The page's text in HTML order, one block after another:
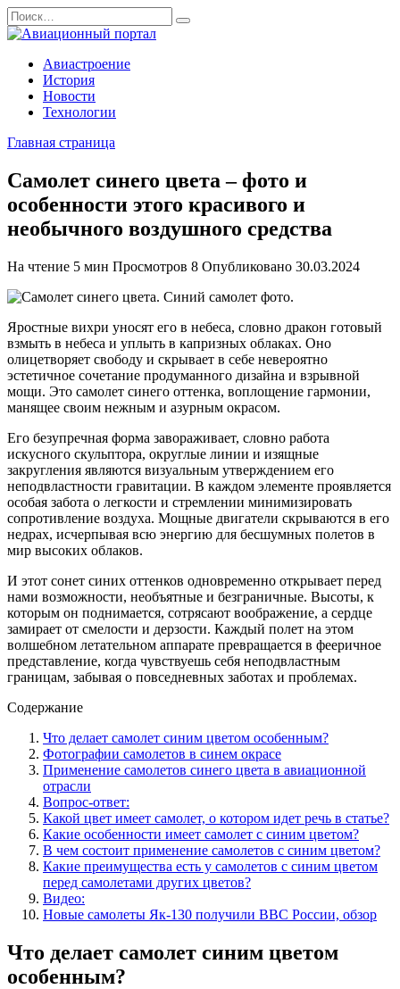
Перейти
к
содержанию
Search
for:
Авиастроение
История
Новости
Технологии
Главная страница
Самолет синего цвета – фото и
особенности этого красивого и
необычного воздушного средства
На чтение 5 мин Просмотров 8 Опубликовано 30.03.2024
Яростные вихри уносят его в небеса, словно дракон готовый
взмыть в небеса и уплыть в капризных облаках. Оно
олицетворяет свободу и скрывает в себе невероятно
эстетичное сочетание продуманного дизайна и взрывной
мощи. Это самолет синего оттенка, воплощение гармонии,
манящее своим нежным и азурным окрасом.
Его безупречная форма завораживает, словно работа
искусного скульптора, округлые линии и изящные
закругления являются визуальным утверждением его
неподвластности гравитации. В каждом элементе проявляется
особая забота о легкости и стремлении минимизировать
сопротивление воздуха. Мощные двигатели скрываются в его
недрах, исчерпывая всю энергию для бесшумных полетов в
мир высоких облаков.
И этот сонет синих оттенков одновременно открывает перед
нами возможности, необъятные и безграничные. Высоты, к
которым он поднимается, сотрясают воображение, а сердце
замирает от смелости и дерзости. Каждый полет на этом
волшебном летательном аппарате превращается в фееричное
представление, когда чувствуешь себя неподвластным
границам, забывая о повседневных заботах и проблемах.
Содержание
Что делает самолет синим цветом особенным?
Фотографии самолетов в синем окрасе
Применение самолетов синего цвета в авиационной
отрасли
Вопрос-ответ:
Какой цвет имеет самолет, о котором идет речь в статье?
Какие особенности имеет самолет с синим цветом?
В чем состоит применение самолетов с синим цветом?
Какие преимущества есть у самолетов с синим цветом
перед самолетами других цветов?
Видео:
Новые самолеты Як-130 получили ВВС России, обзор
Что делает самолет синим цветом
особенным?